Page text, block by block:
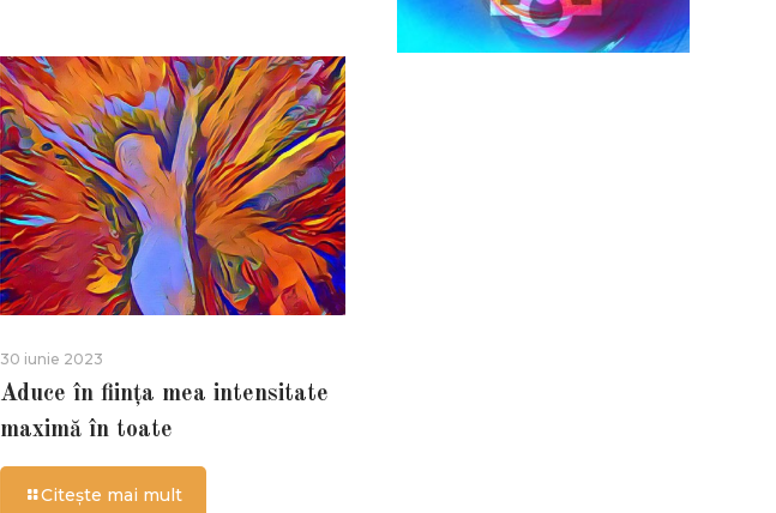
30 iunie 2023
Aduce în ființa mea intensitate
maximă în toate
Citește mai mult